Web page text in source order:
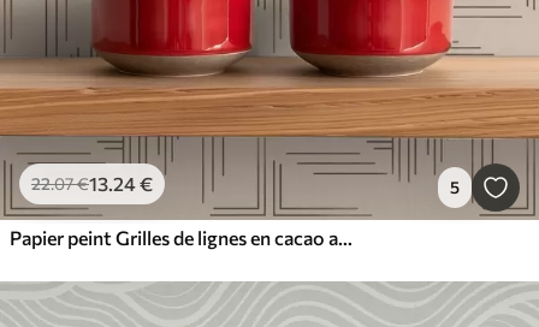
22.07€13.24€ 5
Papier peint Grilles de lignes en cacao avec petites croix centrales, beige